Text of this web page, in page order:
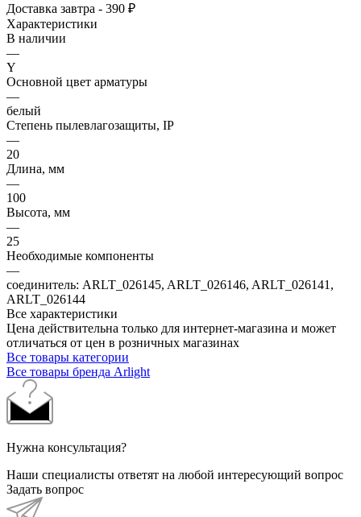
Доставка завтра - 390 ₽
Характеристики
В наличии
—
Y
Основной цвет арматуры
—
белый
Степень пылевлагозащиты, IP
—
20
Длина, мм
—
100
Высота, мм
—
25
Необходимые компоненты
—
соединитель: ARLT_026145, ARLT_026146, ARLT_026141,
ARLT_026144
Все характеристики
Цена действительна только для интернет-магазина и может
отличаться от цен в розничных магазинах
Все товары категории
Все товары бренда Arlight
Нужна консультация?
Наши специалисты ответят на любой интересующий вопрос
Задать вопрос